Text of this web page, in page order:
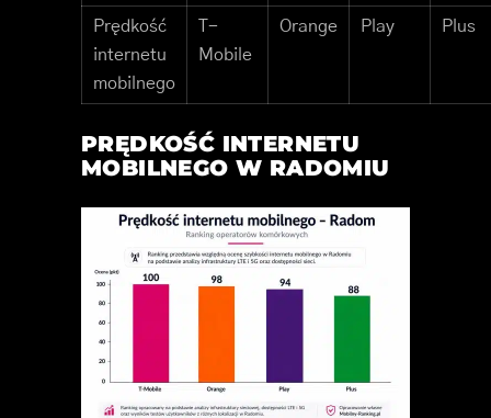
Prędkość
internetu
mobilnego
T-
Mobile
Orange Play Plus
PRĘDKOŚĆ INTERNETU
MOBILNEGO W RADOMIU